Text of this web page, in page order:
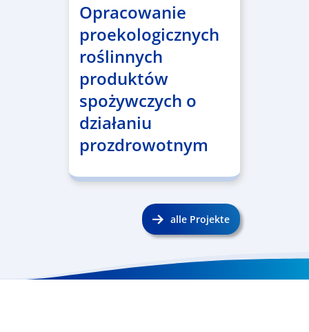
Opracowanie
proekologicznych
roślinnych
produktów
spożywczych o
działaniu
prozdrowotnym
alle Projekte